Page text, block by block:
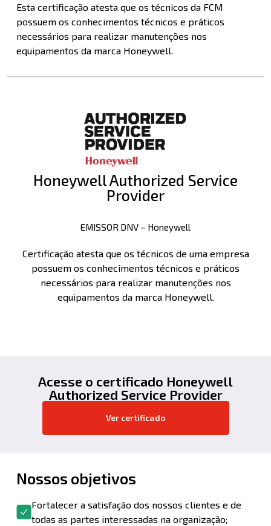
Esta certificação atesta que os técnicos da FCM
possuem os conhecimentos técnicos e práticos
necessários para realizar manutenções nos
equipamentos da marca Honeywell.
Honeywell Authorized Service
Provider
EMISSOR DNV – Honeywell
Certificação atesta que os técnicos de uma empresa
possuem os conhecimentos técnicos e práticos
necessários para realizar manutenções nos
equipamentos da marca Honeywell.
Acesse o certificado Honeywell
Authorized Service Provider
Ver certificado
Nossos objetivos
Fortalecer a satisfação dos nossos clientes e de
todas as partes interessadas na organização;